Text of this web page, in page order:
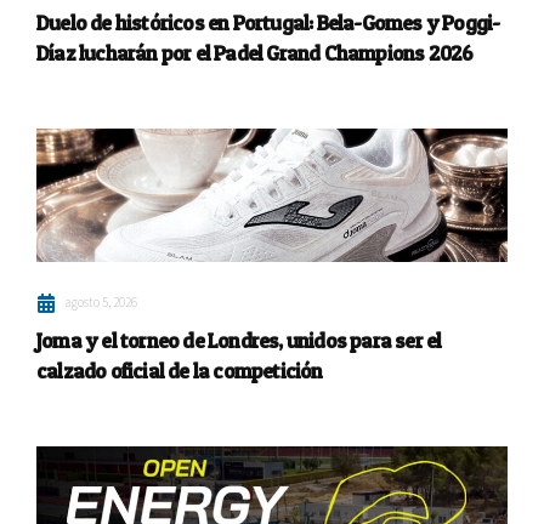
Duelo de históricos en Portugal: Bela-Gomes y Poggi-
Díaz lucharán por el Padel Grand Champions 2026
agosto 5, 2026
Joma y el torneo de Londres, unidos para ser el
calzado oficial de la competición